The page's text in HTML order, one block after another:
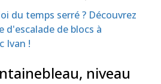
du temps serré ? Découvrez
de blocs à
Ivan !
niveau